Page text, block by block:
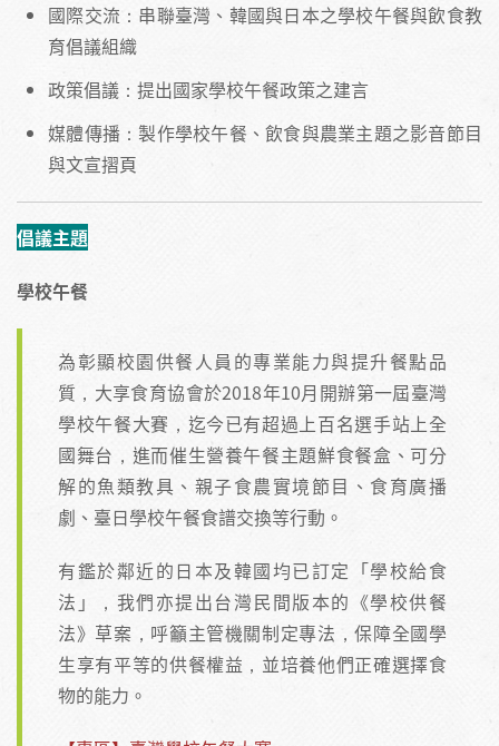
國際交流：串聯臺灣、韓國與日本之學校午餐與飲食教
育倡議組織
政策倡議：提出國家學校午餐政策之建言
媒體傳播：製作學校午餐、飲食與農業主題之影音節目
與文宣摺頁
倡議主題
學校午餐
為彰顯校園供餐人員的專業能力與提升餐點品
質，大享食育協會於2018年10月開辦第一屆臺灣
學校午餐大賽，迄今已有超過上百名選手站上全
國舞台，進而催生營養午餐主題鮮食餐盒、可分
解的魚類教具、親子食農實境節目、食育廣播
劇、臺日學校午餐食譜交換等行動。
有鑑於鄰近的日本及韓國均已訂定「學校給食
法」，我們亦提出台灣民間版本的《學校供餐
法》草案，呼籲主管機關制定專法，保障全國學
生享有平等的供餐權益，並培養他們正確選擇食
物的能力。